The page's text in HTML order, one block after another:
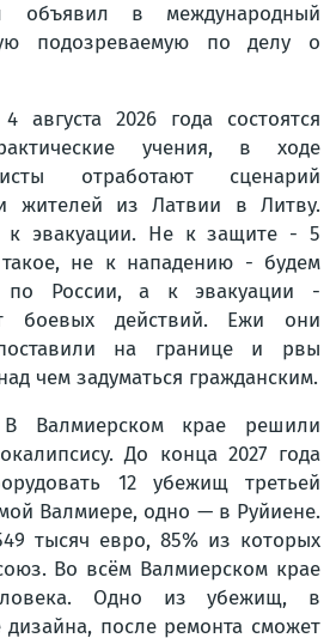
объявил в международный
подозреваемую по делу о
4 августа 2026 года состоятся
учения, в ходе
отработают сценарий
жителей из Латвии в Литву.
к эвакуации. Не к защите - 5
не к нападению - будем
по России, а к эвакуации -
боевых действий. Ежи они
на границе и рвы
чем задуматься гражданским.
Валмиерском крае решили
До конца 2027 года
12 убежищ третьей
Валмиере, одно — в Руйиене.
тысяч евро, 85% из которых
Во всём Валмиерском крае
Одно из убежищ, в
после ремонта сможет